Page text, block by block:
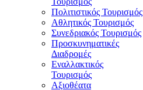
Πολιτιστικός Τουρισμός
Αθλητικός Τουρισμός
Συνεδριακός Τουρισμός
Προσκυνηματικές
Διαδρομές
Εναλλακτικός
Τουρισμός
Αξιοθέατα